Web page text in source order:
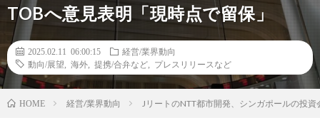
TOBへ意見表明「現時点で留保」
2025.02.11 06:00:15
経営/業界動向
動向/展望
海外 提携/合弁など プレスリリースなど
HOME 経営/業界動向 JリートのNTT都市開発、シンガポールの投